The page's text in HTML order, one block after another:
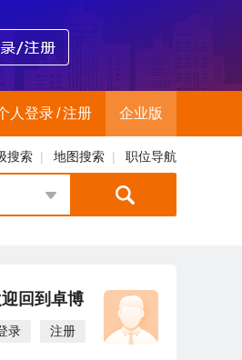
人登录/注册 企业版
搜索 | 地图搜索 | 职位导航
回到卓博
录 注册